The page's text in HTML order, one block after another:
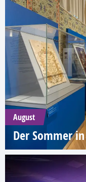
August
Der Sommer